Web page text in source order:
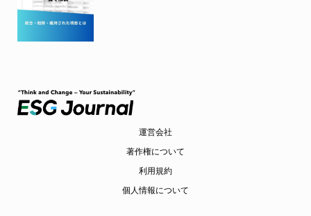
運営会社
著作権について
利用規約
個人情報について